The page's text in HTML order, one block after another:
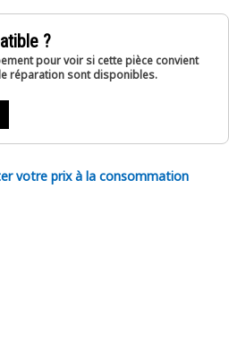
?
pour voir si cette pièce convient
réparation sont disponibles.
votre prix à la consommation